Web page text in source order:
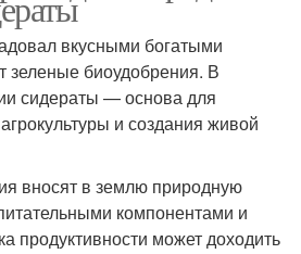
вкусными богатыми
биоудобрения. В
сидераты — основа для
и создания живой
вносят в землю природную
компонентами и
продуктивности может доходить